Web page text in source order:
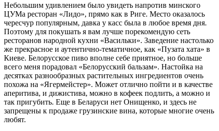
Небольшим удивлением было увидеть напротив минского
ЦУМа ресторан «Лидо», прямо как в Риге. Место оказалось
чересчур популярным, давка у касс была в любое время дня.
Поэтому для покушать я вам лучше порекомендую сеть
ресторанов народной кухни «Васильки». Заведение настолько
же прекрасное и аутентично-тематичное, как «Пузата хата» в
Киеве. Белорусское пиво вполне себе приятное, но больше
всего меня порадовал «Белорусский бальзам». Настойка на
десятках разнообразных растительных ингредиентов очень
похожа на «Ягермейстер». Может отлично пойти и в качестве
аперитива, и дижистива, можно в кофеек подлить, а можно и
так пригубить. Еще в Беларуси нет Онищенко, и здесь не
запрещены к продаже грузинские вина, которые многие очень
любят.